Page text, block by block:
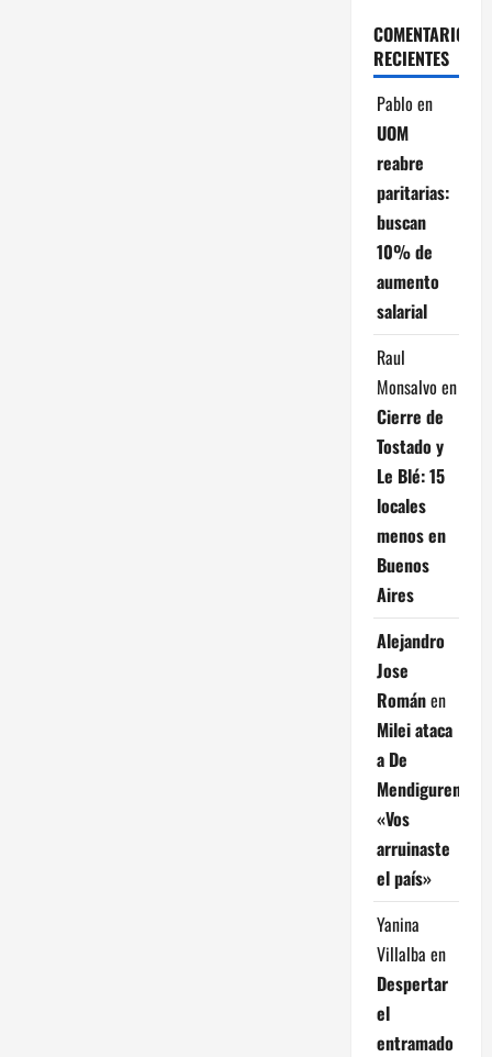
COMENTARIOS
RECIENTES
Pablo en
UOM
reabre
paritarias:
buscan
10% de
aumento
salarial
Raul
Monsalvo en
Cierre de
Tostado y
Le Blé: 15
locales
menos en
Buenos
Aires
Alejandro
Jose
Románen
Milei ataca
a De
Mendiguren:
«Vos
arruinaste
el país»
Yanina
Villalba en
Despertar
el
entramado